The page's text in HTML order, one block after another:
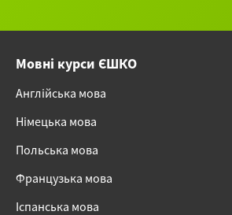
Мовні курси ЄШКО
Англійська мова
Німецька мова
Польська мова
Французька мова
Іспанська мова